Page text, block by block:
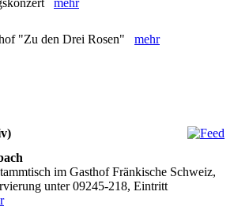
mehr
"Zu den Drei Rosen" mehr
im Gasthof Fränkische Schweiz,
unter 09245-218, Eintritt